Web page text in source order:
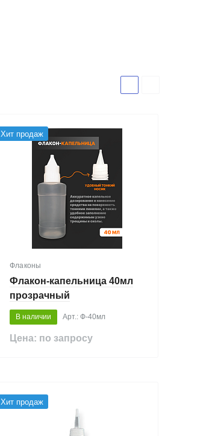
Хит продаж
Флаконы
Флакон-капельница 40мл
прозрачный
В наличии Арт.: Ф-40мл
Цена: по запросу
Хит продаж